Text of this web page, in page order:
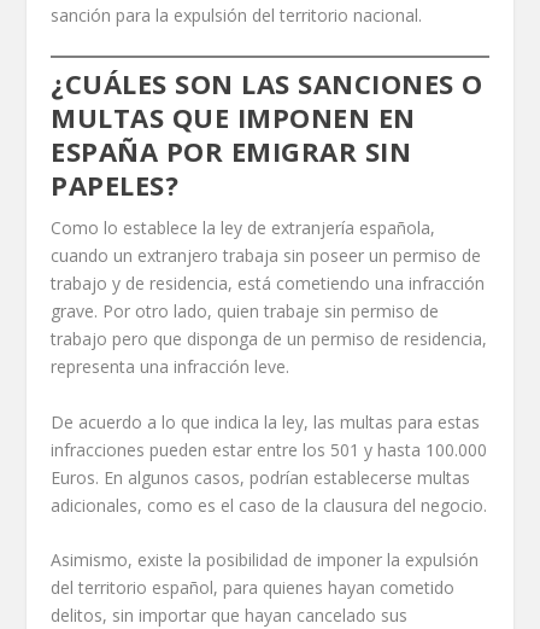
sanción para la expulsión del territorio nacional.
¿CUÁLES SON LAS SANCIONES O
MULTAS QUE IMPONEN EN
ESPAÑA POR EMIGRAR SIN
PAPELES?
Como lo establece la ley de extranjería española,
cuando un extranjero trabaja sin poseer un permiso de
trabajo y de residencia, está cometiendo una infracción
grave. Por otro lado, quien trabaje sin permiso de
trabajo pero que disponga de un permiso de residencia,
representa una infracción leve.
De acuerdo a lo que indica la ley, las multas para estas
infracciones pueden estar entre los 501 y hasta 100.000
Euros. En algunos casos, podrían establecerse multas
adicionales, como es el caso de la clausura del negocio.
Asimismo, existe la posibilidad de imponer la expulsión
del territorio español, para quienes hayan cometido
delitos, sin importar que hayan cancelado sus